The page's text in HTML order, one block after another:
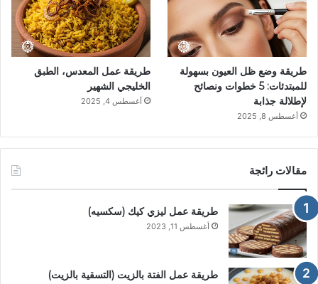
طريقة وضع ظل العيون بسهولة
للمبتدئات: 5 خطوات ونصائح
لإطلالة جذابة
أغسطس 8, 2025
طريقة عمل المعدس، الطبق
الخليجي الشهير
أغسطس 4, 2025
مقالات رائجة
طريقة عمل ليزي كيك (سكسيه)
أغسطس 11, 2023
طريقة عمل الفتة بالزيت (التسقية بالزيت)